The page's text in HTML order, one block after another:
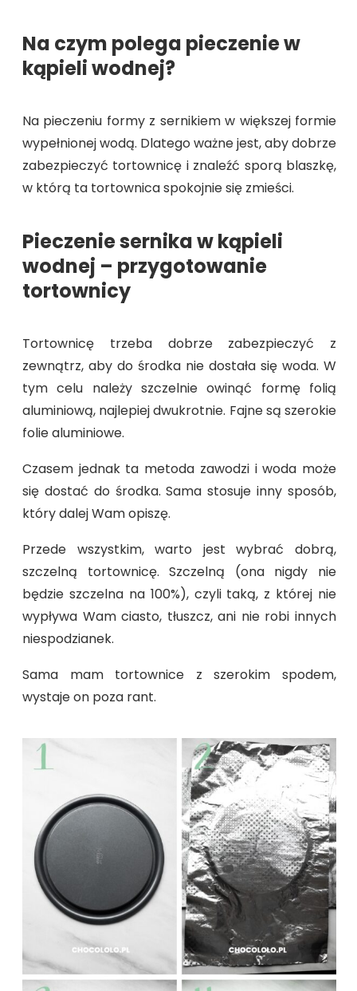
Na czym polega pieczenie w
kąpieli wodnej?
Na pieczeniu formy z sernikiem w większej formie
wypełnionej wodą. Dlatego ważne jest, aby dobrze
zabezpieczyć tortownicę i znaleźć sporą blaszkę,
w którą ta tortownica spokojnie się zmieści.
Pieczenie sernika w kąpieli
wodnej – przygotowanie
tortownicy
Tortownicę trzeba dobrze zabezpieczyć z
zewnątrz, aby do środka nie dostała się woda. W
tym celu należy szczelnie owinąć formę folią
aluminiową, najlepiej dwukrotnie. Fajne są szerokie
folie aluminiowe.
Czasem jednak ta metoda zawodzi i woda może
się dostać do środka. Sama stosuje inny sposób,
który dalej Wam opiszę.
Przede wszystkim, warto jest wybrać dobrą,
szczelną tortownicę. Szczelną (ona nigdy nie
będzie szczelna na 100%), czyli taką, z której nie
wypływa Wam ciasto, tłuszcz, ani nie robi innych
niespodzianek.
Sama mam tortownice z szerokim spodem,
wystaje on poza rant.